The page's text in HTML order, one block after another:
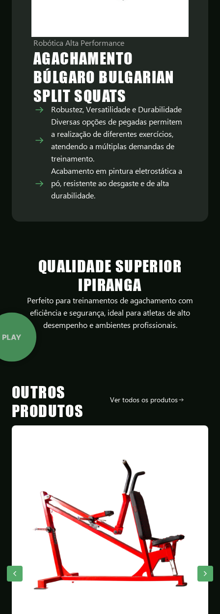
Robótica Alta Performance
AGACHAMENTO
BÚLGARO BULGARIAN
SPLIT SQUATS
Robustez, Versatilidade e Durabilidade
Diversas opções de pegadas permitem
a realização de diferentes exercícios,
atendendo a múltiplas demandas de
treinamento.
Acabamento em pintura eletrostática a
pó, resistente ao desgaste e de alta
durabilidade.
QUALIDADE SUPERIOR
IPIRANGA
Perfeito para treinamentos de agachamento com
eficiência e segurança, ideal para atletas de alto
desempenho e ambientes profissionais.
OUTROS
PRODUTOS
Ver todos os produtos